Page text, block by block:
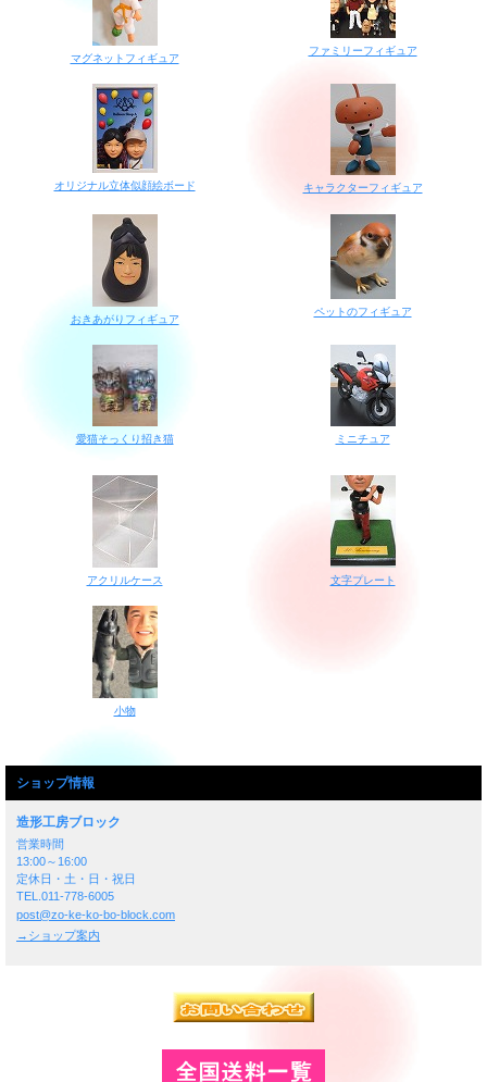
マグネットフィギュア
ファミリーフィギュア
オリジナル立体似顔絵ボード キャラクターフィギュア
おきあがりフィギュア
ペットのフィギュア
愛猫そっくり招き猫 ミニチュア
アクリルケース 文字プレート
小物
ショップ情報
造形工房ブロック
営業時間
13:00～16:00
定休日・土・日・祝日
TEL.011-778-6005
post@zo-ke-ko-bo-block.com
→ショップ案内